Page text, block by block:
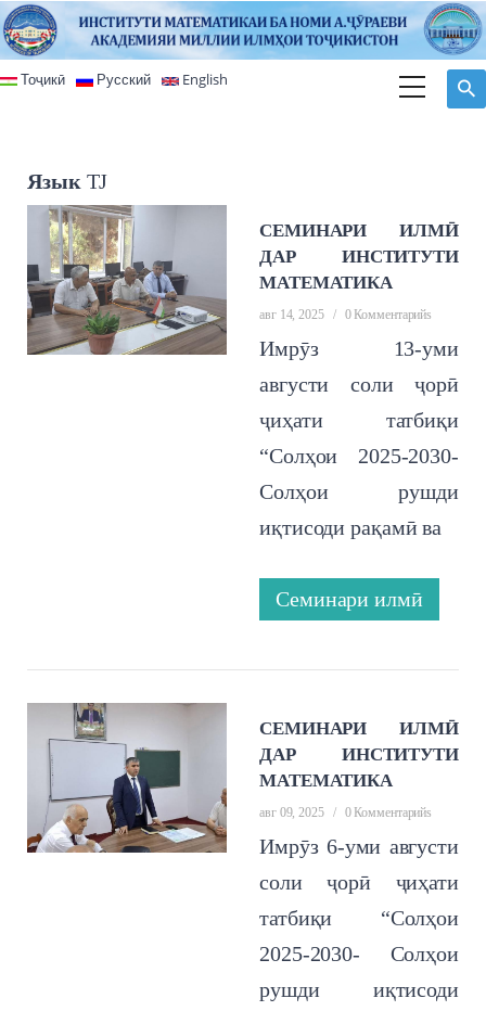
Перейти к основному содержанию
Тоҷикӣ Русский English
Язык TJ
СЕМИНАРИ ИЛМӢ
ДАР ИНСТИТУТИ
МАТЕМАТИКА
авг 14, 2025 / 0 Комментарийs
Имрӯз 13-уми
августи соли ҷорӣ
ҷиҳати татбиқи
“Солҳои 2025-2030-
Солҳои рушди
иқтисоди рақамӣ ва
Семинари илмӣ
СЕМИНАРИ ИЛМӢ
ДАР ИНСТИТУТИ
МАТЕМАТИКА
авг 09, 2025 / 0 Комментарийs
Имрӯз 6-уми августи
соли ҷорӣ ҷиҳати
татбиқи “Солҳои
2025-2030- Солҳои
рушди иқтисоди